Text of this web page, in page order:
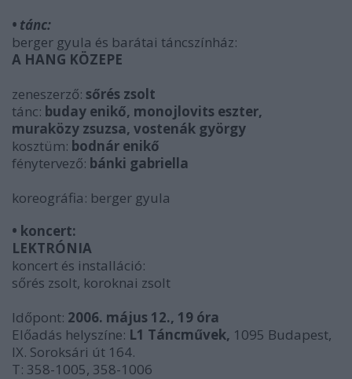
• tánc:
berger gyula és barátai táncszínház:
A HANG KÖZEPE
zeneszerző: sőrés zsolt
tánc: buday enikő, monojlovits eszter,
muraközy zsuzsa, vostenák györgy
kosztüm: bodnár enikő
fénytervező: bánki gabriella
koreográfia: berger gyula
• koncert:
LEKTRÓNIA
koncert és installáció:
sőrés zsolt, koroknai zsolt
Időpont: 2006. május 12., 19 óra
Előadás helyszíne: L1 Táncművek, 1095 Budapest,
IX. Soroksári út 164.
T: 358-1005, 358-1006